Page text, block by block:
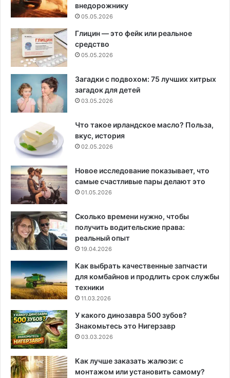
внедорожнику
05.05.2026
Глицин — это фейк или реальное
средство
05.05.2026
Загадки с подвохом: 75 лучших хитрых
загадок для детей
03.05.2026
Что такое ирландское масло? Польза,
вкус, история
02.05.2026
Новое исследование показывает, что
самые счастливые пары делают это
01.05.2026
Сколько времени нужно, чтобы
получить водительские права:
реальный опыт
19.04.2026
Как выбрать качественные запчасти
для комбайнов и продлить срок службы
техники
11.03.2026
У какого динозавра 500 зубов?
Знакомьтесь это Нигерзавр
03.03.2026
Как лучше заказать жалюзи: с
монтажом или установить самому?